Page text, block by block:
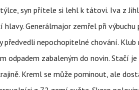
syn přítele si lehl k tátovi. Iva z
hlavy. Generálmajor zemřel při
předvedli nepochopitelné chování.
odpadem zabaleným do novin. Stačí
Kreml se může pominout, ale